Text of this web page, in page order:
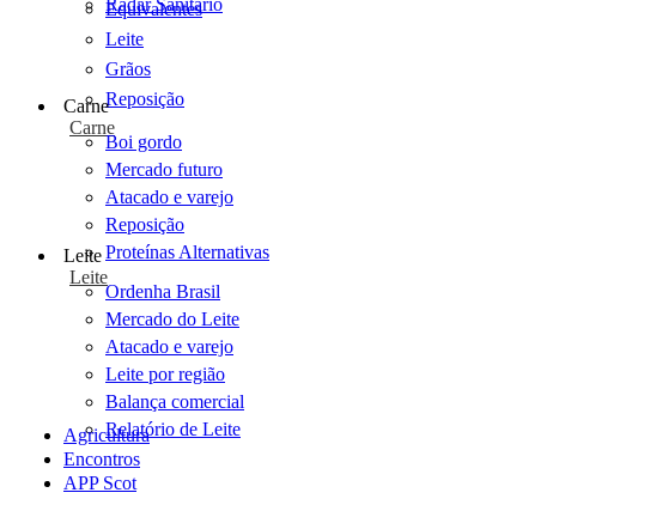
Radar Sanitário
Equivalentes
Leite
Grãos
Reposição
Carne
Carne
Boi gordo
Mercado futuro
Atacado e varejo
Reposição
Proteínas Alternativas
Leite
Leite
Ordenha Brasil
Mercado do Leite
Atacado e varejo
Leite por região
Balança comercial
Relatório de Leite
Agricultura
Encontros
APP Scot